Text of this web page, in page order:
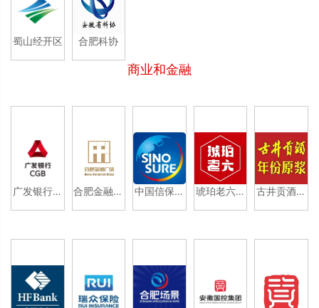
蜀山经开区 合肥科协
商业和金融
广发银行合
合肥金融广
中国信保安
琥珀老六龙
古井贡酒年